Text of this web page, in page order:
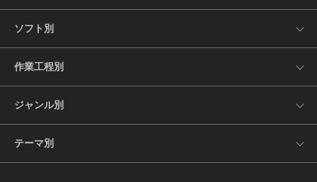
ソフト別
作業工程別
ジャンル別
テーマ別